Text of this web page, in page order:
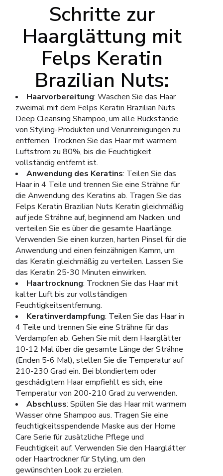
Schritte zur
Haarglättung mit
Felps Keratin
Brazilian Nuts:
Haarvorbereitung: Waschen Sie das Haar
zweimal mit dem Felps Keratin Brazilian Nuts
Deep Cleansing Shampoo, um alle Rückstände
von Styling-Produkten und Verunreinigungen zu
entfernen. Trocknen Sie das Haar mit warmem
Luftstrom zu 80%, bis die Feuchtigkeit
vollständig entfernt ist.
Anwendung des Keratins: Teilen Sie das
Haar in 4 Teile und trennen Sie eine Strähne für
die Anwendung des Keratins ab. Tragen Sie das
Felps Keratin Brazilian Nuts Keratin gleichmäßig
auf jede Strähne auf, beginnend am Nacken, und
verteilen Sie es über die gesamte Haarlänge.
Verwenden Sie einen kurzen, harten Pinsel für die
Anwendung und einen feinzähnigen Kamm, um
das Keratin gleichmäßig zu verteilen. Lassen Sie
das Keratin 25-30 Minuten einwirken.
Haartrocknung: Trocknen Sie das Haar mit
kalter Luft bis zur vollständigen
Feuchtigkeitsentfernung.
Keratinverdampfung: Teilen Sie das Haar in
4 Teile und trennen Sie eine Strähne für das
Verdampfen ab. Gehen Sie mit dem Haarglätter
10-12 Mal über die gesamte Länge der Strähne
(Enden 5-6 Mal), stellen Sie die Temperatur auf
210-230 Grad ein. Bei blondiertem oder
geschädigtem Haar empfiehlt es sich, eine
Temperatur von 200-210 Grad zu verwenden.
Abschluss: Spülen Sie das Haar mit warmem
Wasser ohne Shampoo aus. Tragen Sie eine
feuchtigkeitsspendende Maske aus der Home
Care Serie für zusätzliche Pflege und
Feuchtigkeit auf. Verwenden Sie den Haarglätter
oder Haartrockner für Styling, um den
gewünschten Look zu erzielen.